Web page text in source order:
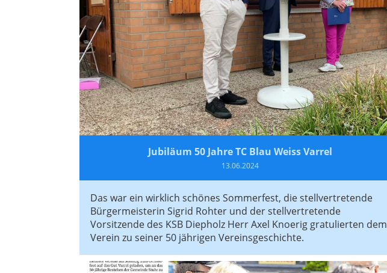
Jubiläum 50 Jahre TC Blau Weiss Varrel
13.06.2024
Das war ein wirklich schönes Sommerfest, die stellvertretende
Bürgermeisterin Sigrid Rohter und der stellvertretende
Vorsitzende des KSB Diepholz Herr Axel Knoerig gratulierten dem
Verein zu seiner 50 jährigen Vereinsgeschichte.